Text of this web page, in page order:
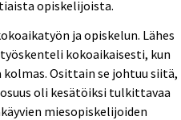
opiskelijoista.
ja opiskelun. Lähes
kokoaikaisesti, kun
Osittain se johtuu siitä,
oli kesätöiksi tulkittavaa
miesopiskelijoiden